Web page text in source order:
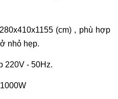
(cm) , phù hợp
nhỏ hẹp.
220V - 50Hz.